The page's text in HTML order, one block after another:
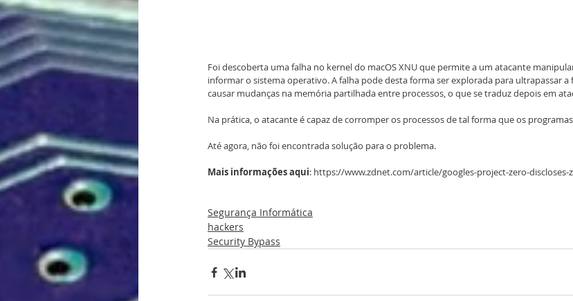
Foi descoberta uma falha no kernel do macOS XNU que permite a um atacante
informar o sistema operativo. A falha pode desta forma ser explorada para ultrapassar a
causar mudanças na memória partilhada entre processos, o que se traduz depois em
Na prática, o atacante é capaz de corromper os processos de tal forma que os
Até agora, não foi encontrada solução para o problema.
Mais informações aqui: https://www.zdnet.com/article/googles-project-zero-
Segurança Informática
hackers
Security Bypass